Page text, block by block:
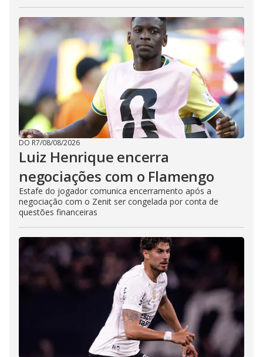
DO R7/08/08/2026
Luiz Henrique encerra
negociações com o Flamengo
Estafe do jogador comunica encerramento após a
negociação com o Zenit ser congelada por conta de
questões financeiras